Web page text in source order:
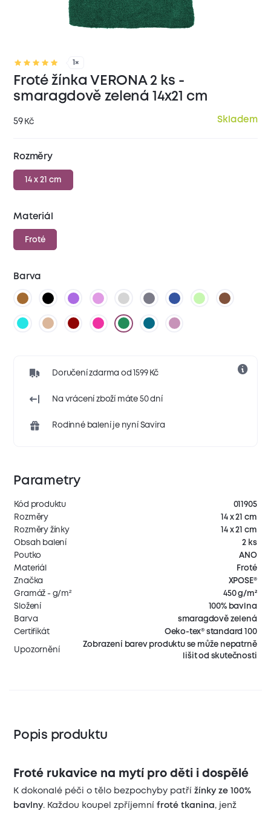
1×
Froté žínka VERONA 2 ks -
smaragdově zelená 14x21 cm
59 Kč Skladem
Rozměry
14 x 21 cm
Materiál
Froté
Barva
Doručení zdarma od 1599 Kč
Na vrácení zboží máte 50 dní
Rodinné balení je nyní Savira
Parametry
Kód produktu
011905
Rozměry
14 x 21 cm
Rozměry žínky
14 x 21 cm
Obsah balení
2 ks
Poutko
ANO
Materiál
Froté
Značka
XPOSE®
Gramáž - g/m²
450 g/m²
Složení
100% bavlna
Barva
smaragdově zelená
Certifikát
Oeko-tex® standard 100
Upozornění
Zobrazení barev produktu se může nepatrně
lišit od skutečnosti
Popis produktu
Froté rukavice na mytí pro děti i dospělé
K dokonalé péči o tělo bezpochyby patřížínky ze 100%
bavlny. Každou koupel zpříjemní froté tkanina, jenž